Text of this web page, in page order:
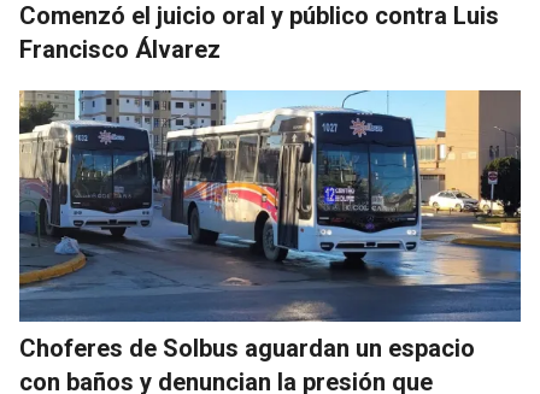
Comenzó el juicio oral y público contra Luis
Francisco Álvarez
Choferes de Solbus aguardan un espacio
con baños y denuncian la presión que